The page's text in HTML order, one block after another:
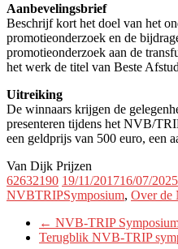
Aanbevelingsbrief
Beschrijf kort het doel van het
promotieonderzoek en de
promotieonderzoek aan de
het werk de titel van Beste
Uitreiking
De winnaars krijgen de
presenteren tijdens het NVB/
een geldprijs van 500 euro, een
Van Dijk Prijzen
62632190 19/11/201716/07/2025
NVBTRIPSymposium, Over de
← NVB-TRIP
Terugblik NVB-TRIP